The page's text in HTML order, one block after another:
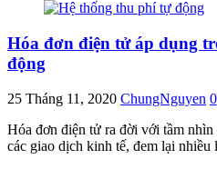
Hóa đơn điện tử áp dụng
động
25 Tháng 11, 2020 ChungNguyen 0
Hóa đơn điện tử ra đời với tầm
các giao dịch kinh tế, đem lại nhiều